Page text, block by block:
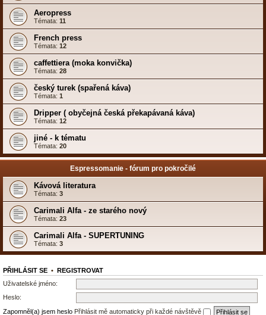
Aeropress
Témata: 11
French press
Témata: 12
caffettiera (moka konvička)
Témata: 28
český turek (spařená káva)
Témata: 1
Dripper ( obyčejná česká překapávaná káva)
Témata: 12
jiné - k tématu
Témata: 20
Espressomanie - fórum pro pokročilé
Kávová literatura
Témata: 3
Carimali Alfa - ze starého nový
Témata: 23
Carimali Alfa - SUPERTUNING
Témata: 3
PŘIHLÁSIT SE • REGISTROVAT
Uživatelské jméno:
Heslo:
Zapomněl(a) jsem heslo Přihlásit mě automaticky při každé návštěvě